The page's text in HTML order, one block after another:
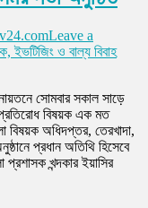
Leave a
ইভটিজিং ও বাল্য বিবাহ
সোমবার সকাল সাড়ে
প্রতিরোধ বিষয়ক এক মত
বিষয়ক অধিদপ্তর, তেরখাদা,
প্রধান অতিথি হিসেবে
খন্দকার ইয়াসির